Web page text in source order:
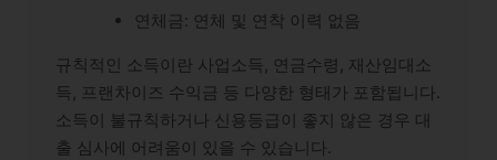
연체금: 연체 및 연착 이력 없음
규칙적인 소득이란 사업소득, 연금수령, 재산임대소
득, 프랜차이즈 수익금 등 다양한 형태가 포함됩니다.
소득이 불규칙하거나 신용등급이 좋지 않은 경우 대
출 심사에 어려움이 있을 수 있습니다.